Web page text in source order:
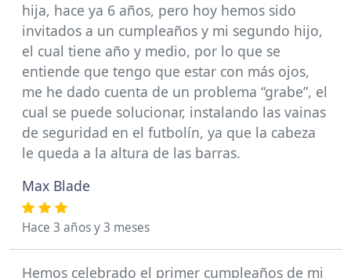
hija, hace ya 6 años, pero hoy hemos sido
invitados a un cumpleaños y mi segundo hijo,
el cual tiene año y medio, por lo que se
entiende que tengo que estar con más ojos,
me he dado cuenta de un problema “grabe”, el
cual se puede solucionar, instalando las vainas
de seguridad en el futbolín, ya que la cabeza
le queda a la altura de las barras.
Max Blade
Hace 3 años y 3 meses
Hemos celebrado el primer cumpleaños de mi